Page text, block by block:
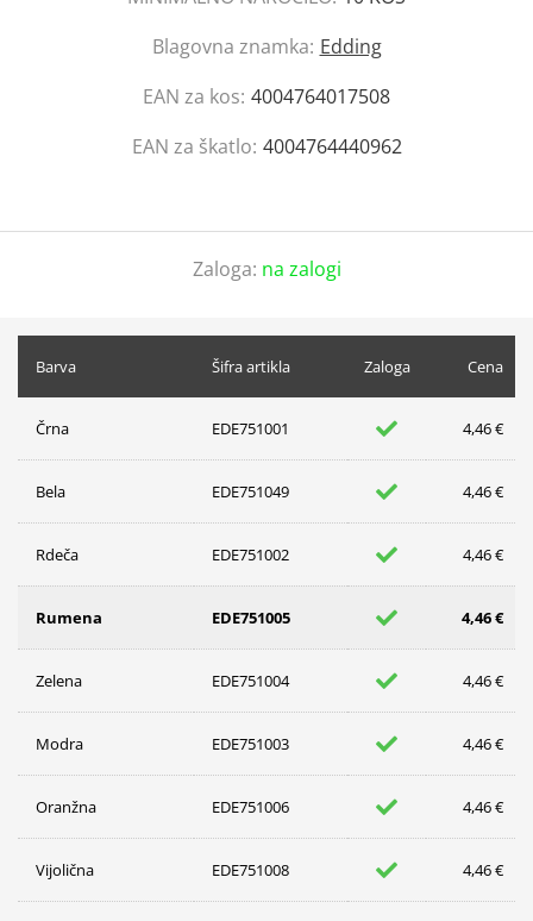
Blagovna znamka: Edding
EAN za kos: 4004764017508
EAN za škatlo: 4004764440962
Zaloga: na zalogi
Barva Šifra artikla Zaloga Cena
Črna EDE751001 4,46 €
Bela EDE751049 4,46 €
Rdeča EDE751002 4,46 €
Rumena EDE751005 4,46 €
Zelena EDE751004 4,46 €
Modra EDE751003 4,46 €
Oranžna EDE751006 4,46 €
Vijolična EDE751008 4,46 €